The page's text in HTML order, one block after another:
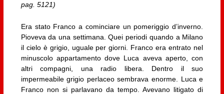
pag. 5121)
Era stato Franco a cominciare un pomeriggio d’inverno.
Pioveva da una settimana. Quei periodi quando a Milano
il cielo è grigio, uguale per giorni. Franco era entrato nel
minuscolo appartamento dove Luca aveva aperto, con
altri compagni, una radio libera. Dentro il suo
impermeabile grigio perlaceo sembrava enorme. Luca e
Franco non si parlavano da tempo. Avevano litigato di